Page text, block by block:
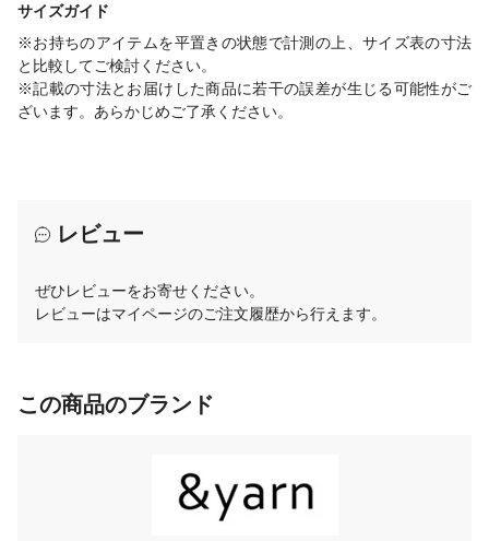
サイズガイド
※お持ちのアイテムを平置きの状態で計測の上、サイズ表の寸法
と比較してご検討ください。
※記載の寸法とお届けした商品に若干の誤差が生じる可能性がご
ざいます。あらかじめご了承ください。
レビュー
ぜひレビューをお寄せください。
レビューはマイページのご注文履歴から行えます。
この商品のブランド